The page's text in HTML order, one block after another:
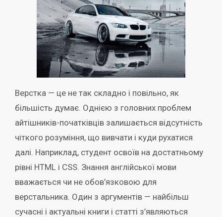
Верстка — це не так складно і повільно, як
більшість думає. Однією з головних проблем
айтішників-початківців залишається відсутність
чіткого розуміння, що вивчати і куди рухатися
далі. Наприклад, студент освоїв на достатньому
рівні HTML і CSS. Знання англійської мови
вважається чи не обов’язковою для
верстальника. Один з аргументів — найбільш
сучасні і актуальні книги і статті з’являються